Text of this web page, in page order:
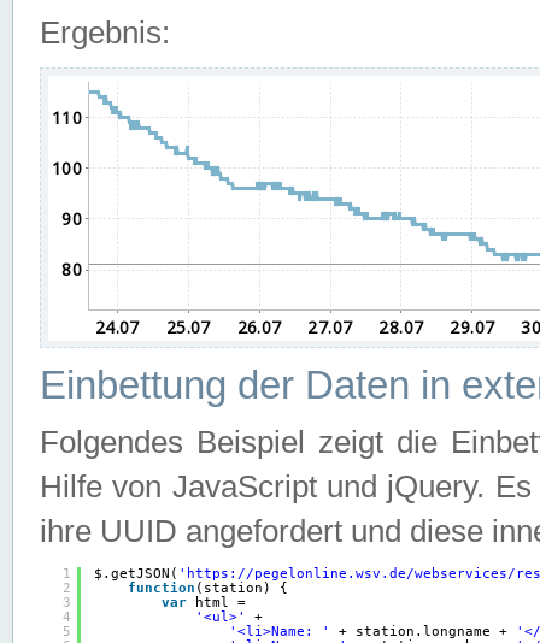
Ergebnis:
Einbettung der Daten in
Folgendes Beispiel zeigt die
Hilfe von JavaScript und jQuery.
ihre UUID angefordert und diese
1
2
3
4
5
$.getJSON( ' https://pegelonline.wsv.de/webservices/
function (station) {
var
html =
'<ul>'
+
'<li>Name: '
+ station.longname +